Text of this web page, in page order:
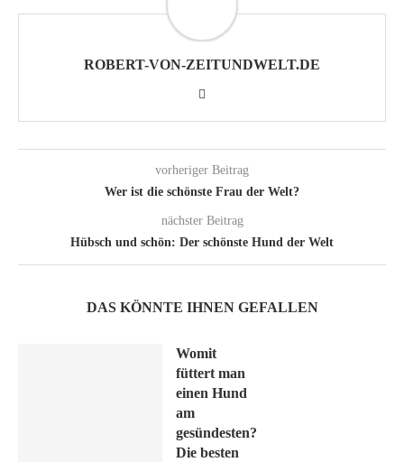
ROBERT-VON-ZEITUNDWELT.DE
vorheriger Beitrag
Wer ist die schönste Frau der Welt?
nächster Beitrag
Hübsch und schön: Der schönste Hund der Welt
DAS KÖNNTE IHNEN GEFALLEN
Womit
füttert man
einen Hund
am
gesündesten?
Die besten